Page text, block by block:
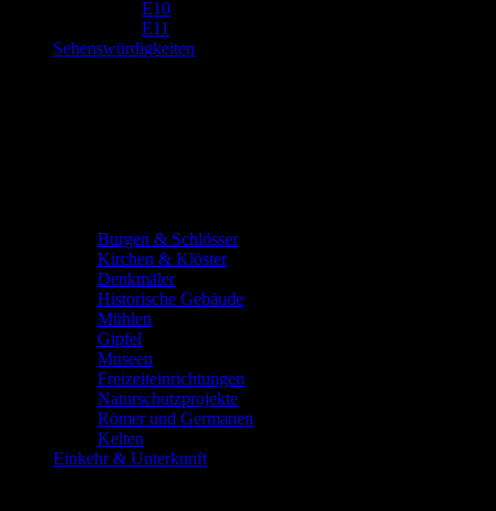
E10
E11
Sehenswürdigkeiten
Burgen & Schlösser
Kirchen & Klöster
Denkmäler
Historische Gebäude
Mühlen
Gipfel
Museen
Freizeiteinrichtungen
Naturschutzprojekte
Römer und Germanen
Kelten
Einkehr & Unterkunft